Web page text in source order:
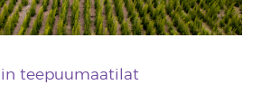
teepuumaatilat